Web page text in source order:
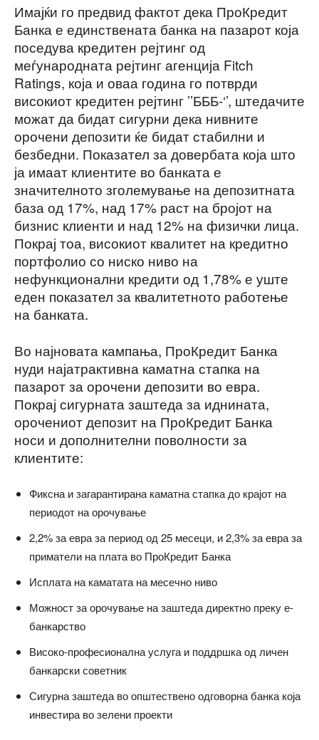
Имајќи го предвид фактот дека ПроКредит
Банка е единствената банка на пазарот која
поседува кредитен рејтинг од
меѓународната рејтинг агенција Fitch
Ratings, која и оваа година го потврди
високиот кредитен рејтинг ’’БББ-‘’, штедачите
можат да бидат сигурни дека нивните
орочени депозити ќе бидат стабилни и
безбедни. Показател за довербата која што
ја имаат клиентите во банката е
значителното зголемување на депозитната
база од 17%, над 17% раст на бројот на
бизнис клиенти и над 12% на физички лица.
Покрај тоа, високиот квалитет на кредитно
портфолио со ниско ниво на
нефункционални кредити од 1,78% е уште
еден показател за квалитетното работење
на банката.
Во најновата кампања, ПроКредит Банка
нуди најатрактивна каматна стапка на
пазарот за орочени депозити во евра.
Покрај сигурната заштеда за иднината,
орочениот депозит на ПроКредит Банка
носи и дополнителни поволности за
клиентите:
Фиксна и загарантирана каматна стапка до крајот на
периодот на орочување
2,2% за евра за период од 25 месеци, и 2,3% за евра за
приматели на плата во ПроКредит Банка
Исплата на каматата на месечно ниво
Можност за орочување на заштеда директно преку е-
банкарство
Високо-професионална услуга и поддршка од личен
банкарски советник
Сигурна заштеда во општествено одговорна банка која
инвестира во зелени проекти